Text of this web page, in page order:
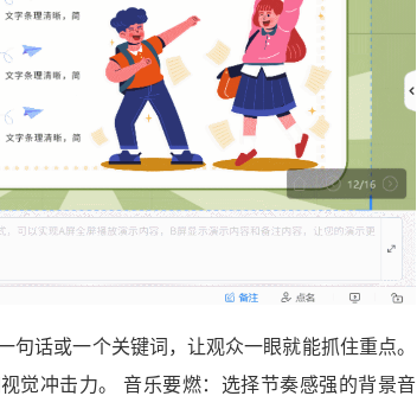
话或一个关键词，让观众一眼就能抓住重点。
觉冲击力。 音乐要燃：选择节奏感强的背景音